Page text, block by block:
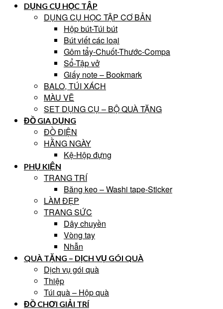
DỤNG CỤ HỌC TẬP
DỤNG CỤ HỌC TẬP CƠ BẢN
Hộp bút-Túi bút
Bút viết các loại
Gôm tẩy-Chuốt-Thước-Compa
Sổ-Tập vở
Giấy note – Bookmark
BALO, TÚI XÁCH
MÀU VẼ
SET DỤNG CỤ – BỘ QUÀ TẶNG
ĐỒ GIA DỤNG
ĐỒ ĐIỆN
HẰNG NGÀY
Kệ-Hộp đựng
PHỤ KIỆN
TRANG TRÍ
Băng keo – Washi tape-Sticker
LÀM ĐẸP
TRANG SỨC
Dây chuyền
Vòng tay
Nhẫn
QUÀ TẶNG – DỊCH VỤ GÓI QUÀ
Dịch vụ gói quà
Thiệp
Túi quà – Hộp quà
ĐỒ CHƠI GIẢI TRÍ